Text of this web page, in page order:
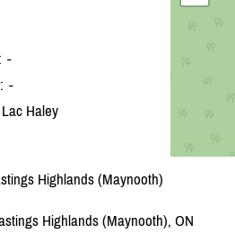
-
-
Lac Haley
Highlands (Maynooth)
Highlands (Maynooth), ON